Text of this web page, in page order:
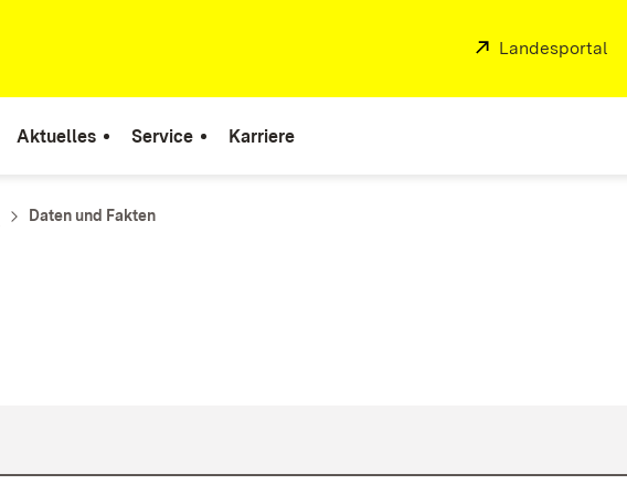
Extern:
Landesportal
Aktuelles Service Karriere
Daten und Fakten